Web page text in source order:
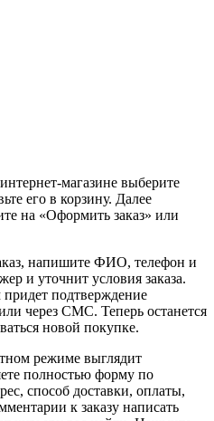
магазине выберите
его в корзину. Далее
на «Оформить заказ» или
напишите ФИО, телефон и
и уточнит условия заказа.
придет подтверждение
через СМС. Теперь останется
новой покупке.
режиме выглядит
полностью форму по
способ доставки, оплаты,
к заказу написать